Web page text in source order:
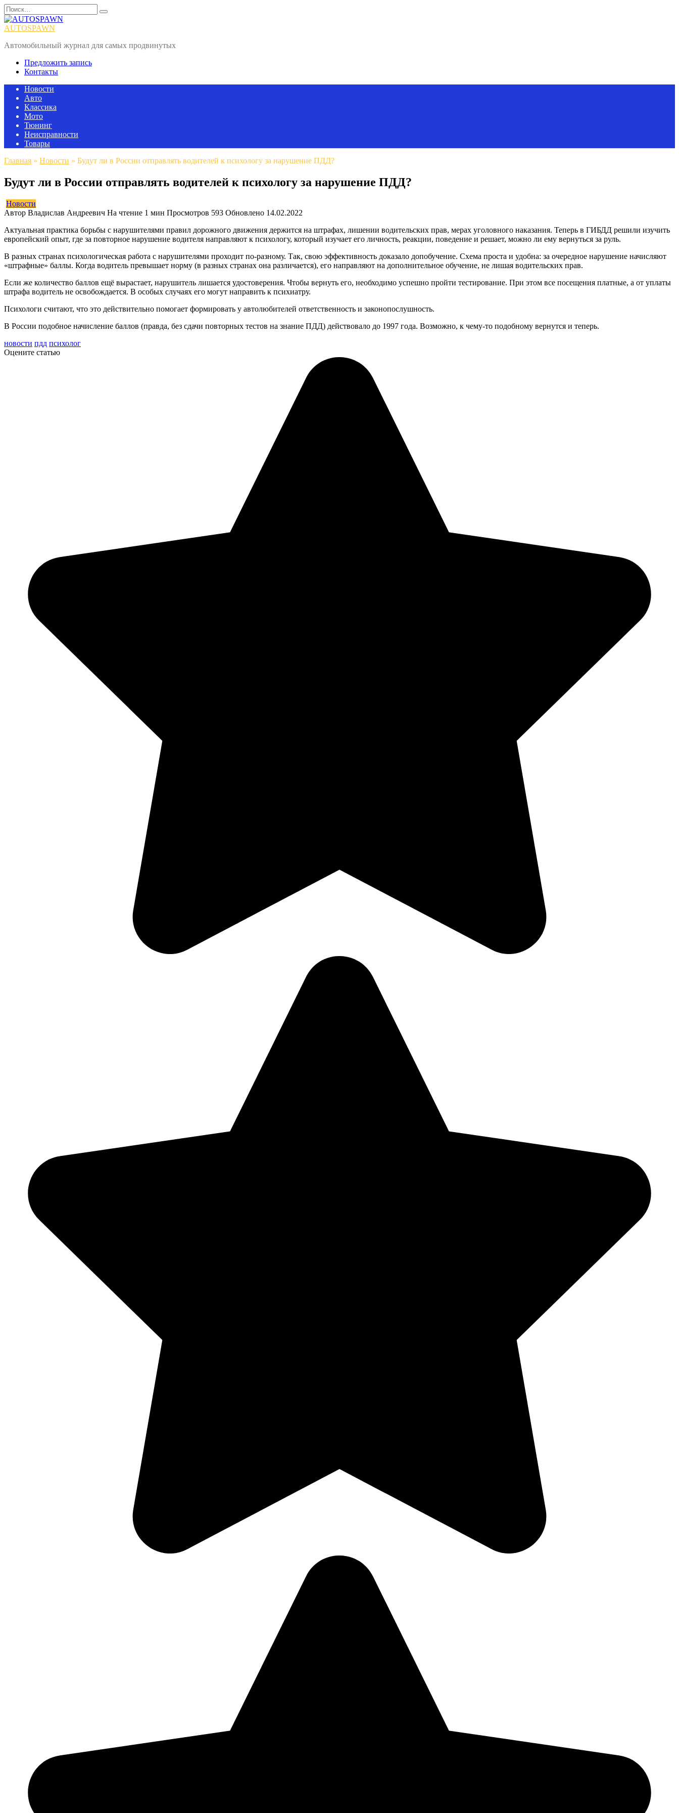
Перейти
к
содержанию
Search
for:
AUTOSPAWN
Автомобильный журнал для самых продвинутых
Предложить запись
Контакты
Новости
Авто
Классика
Мото
Тюнинг
Неисправности
Товары
Главная » Новости » Будут ли в России отправлять водителей к психологу за нарушение ПДД?
Будут ли в России отправлять водителей к психологу за нарушение ПДД?
Новости
Автор Владислав Андреевич На чтение 1 мин Просмотров 593 Обновлено 14.02.2022
Актуальная практика борьбы с нарушителями правил дорожного движения держится на штрафах, лишении водительских прав, мерах уголовного наказания. Теперь в ГИБДД решили изучить
европейский опыт, где за повторное нарушение водителя направляют к психологу, который изучает его личность, реакции, поведение и решает, можно ли ему вернуться за руль.
В разных странах психологическая работа с нарушителями проходит по-разному. Так, свою эффективность доказало допобучение. Схема проста и удобна: за очередное нарушение начисляют
«штрафные» баллы. Когда водитель превышает норму (в разных странах она различается), его направляют на дополнительное обучение, не лишая водительских прав.
Если же количество баллов ещё вырастает, нарушитель лишается удостоверения. Чтобы вернуть его, необходимо успешно пройти тестирование. При этом все посещения платные, а от уплаты
штрафа водитель не освобождается. В особых случаях его могут направить к психиатру.
Психологи считают, что это действительно помогает формировать у автолюбителей ответственность и законопослушность.
В России подобное начисление баллов (правда, без сдачи повторных тестов на знание ПДД) действовало до 1997 года. Возможно, к чему-то подобному вернутся и теперь.
новости пдд психолог
Оцените статью